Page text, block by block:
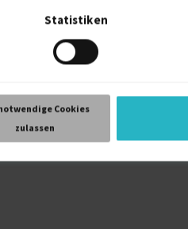
Statistiken
Cookies
zulassen
Projekt- und
Digitalisierung, IoT und